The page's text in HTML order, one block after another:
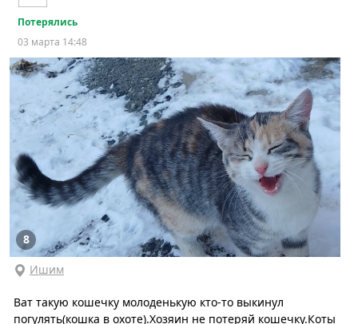
Потерялись
03 марта 14:48
8
Ишим
Ват такую кошечку молоденькую кто-то выкинул
погулять(кошка в охоте).Хозяин не потеряй кошечку.Коты